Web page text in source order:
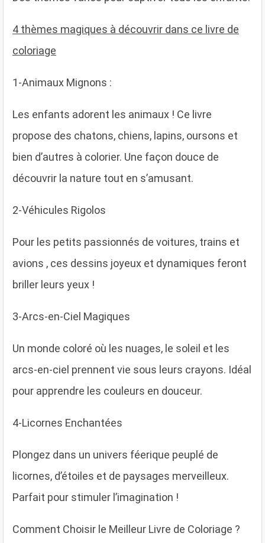
4 thèmes magiques à découvrir dans ce livre de
coloriage
1-Animaux Mignons :
Les enfants adorent les animaux ! Ce livre
propose des chatons, chiens, lapins, oursons et
bien d’autres à colorier. Une façon douce de
découvrir la nature tout en s’amusant.
2-Véhicules Rigolos
Pour les petits passionnés de voitures, trains et
avions , ces dessins joyeux et dynamiques feront
briller leurs yeux !
3-Arcs-en-Ciel Magiques
Un monde coloré où les nuages, le soleil et les
arcs-en-ciel prennent vie sous leurs crayons. Idéal
pour apprendre les couleurs en douceur.
4-Licornes Enchantées
Plongez dans un univers féerique peuplé de
licornes, d’étoiles et de paysages merveilleux.
Parfait pour stimuler l’imagination !
Comment Choisir le Meilleur Livre de Coloriage ?